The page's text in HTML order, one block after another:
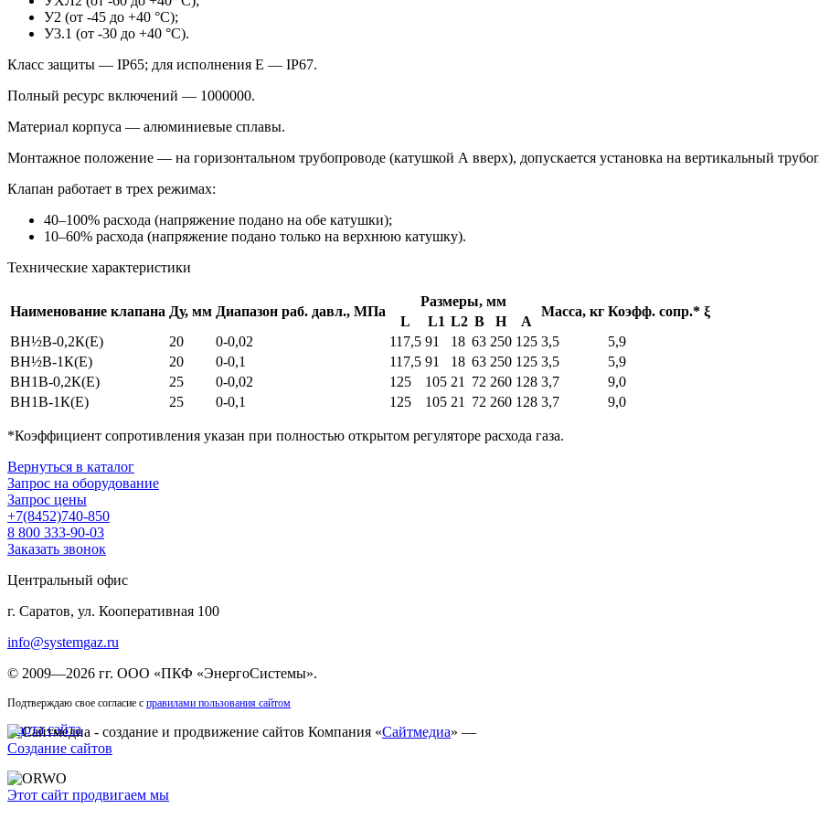
У2 (от -45 до +40 °С);
У3.1 (от -30 до +40 °С).
Класс защиты — IP65; для исполнения Е — IP67.
Полный ресурс включений — 1000000.
Материал корпуса — алюминиевые сплавы.
Монтажное положение — на горизонтальном трубопроводе (катушкой А вверх), допускается установка на вертикальный
Клапан работает в трех режимах:
40–100% расхода (напряжение подано на обе катушки);
10–60% расхода (напряжение подано только на верхнюю катушку).
Технические характеристики
Наименование клапана Ду, мм Диапазон раб. давл., МПа
Размеры, мм
Масса, кг Коэфф. сопр.* ξ
L L1 L2 В Н
А
ВН½В-0,2К(Е)
20 0-0,02 117,5 91 18 63 250 125 3,5
5,9
ВН½В-1К(Е)
20 0-0,1 117,5 91 18 63 250 125 3,5
5,9
ВН1В-0,2К(Е)
25 0-0,02 125 105 21 72 260 128 3,7
9,0
ВН1В-1К(Е)
25 0-0,1 125 105 21 72 260 128 3,7 9,0
*Коэффициент сопротивления указан при полностью открытом регуляторе расхода газа.
Вернуться в каталог
Запрос на оборудование
Запрос цены
+7(8452)740-850
8 800 333-90-03
Заказать звонок
Центральный офис
г. Саратов, ул. Кооперативная 100
info@systemgaz.ru
© 2009—2026 гг. ООО «ПКФ «ЭнергоСистемы».
Подтверждаю свое согласие с правилами пользования сайтом
Карта сайта Компания «Сайтмедиа» —
Создание сайтов
Этот сайт продвигаем мы